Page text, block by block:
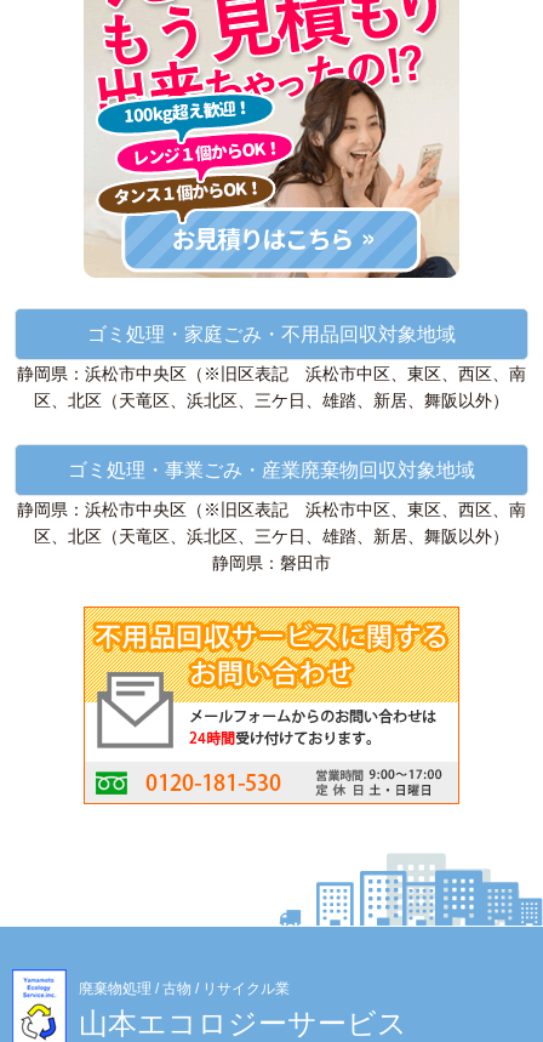
ゴミ処理・家庭ごみ・不用品回収対象地域
静岡県：浜松市中央区（※旧区表記 浜松市中区、東区、西区、南
区、北区（天竜区、浜北区、三ケ日、雄踏、新居、舞阪以外）
ゴミ処理・事業ごみ・産業廃棄物回収対象地域
静岡県：浜松市中央区（※旧区表記 浜松市中区、東区、西区、南
区、北区（天竜区、浜北区、三ケ日、雄踏、新居、舞阪以外）
静岡県：磐田市
廃棄物処理 / 古物 / リサイクル業
山本エコロジーサービス